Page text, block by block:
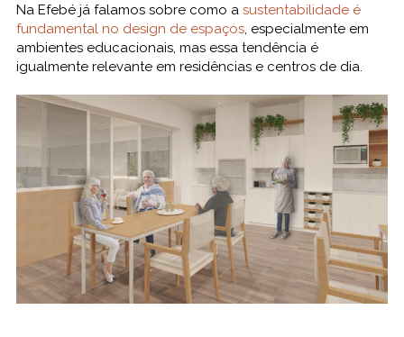
Na Efebé já falamos sobre como asustentabilidadeé
fundamental no design de espaços, especialmente em
ambientes educacionais, mas essa tendência é
igualmente relevante em residências e centros de dia.